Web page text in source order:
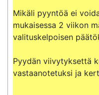
Mikäli pyyntöä ei
mukaisessa 2 viikon
valituskelpoisen
Pyydän viivytyksettä
vastaanotetuksi ja